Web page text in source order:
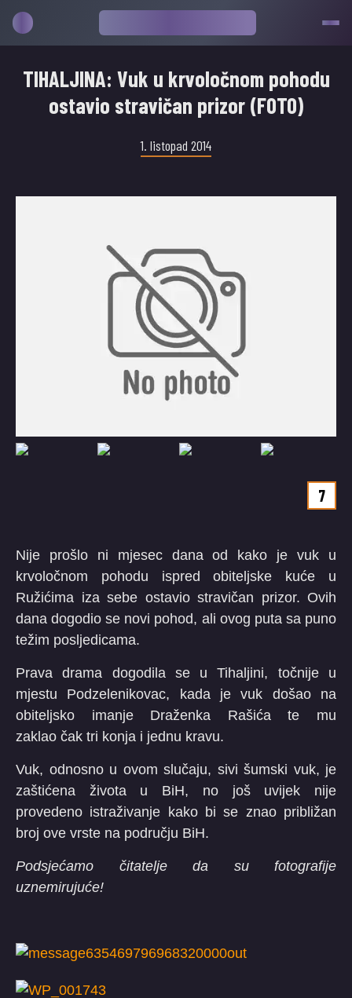
TIHALJINA: Vuk u krvoločnom pohodu
ostavio stravičan prizor (FOTO)
1. listopad 2014
7
Nije prošlo ni mjesec dana od kako je vuk u
krvoločnom pohodu ispred obiteljske kuće u
Ružićima iza sebe ostavio stravičan prizor. Ovih
dana dogodio se novi pohod, ali ovog puta sa puno
težim posljedicama.
Prava drama dogodila se u Tihaljini, točnije u
mjestu Podzelenikovac, kada je vuk došao na
obiteljsko imanje Draženka Rašića te mu
zaklao čak tri konja i jednu kravu.
Vuk, odnosno u ovom slučaju, sivi šumski vuk, je
zaštićena života u BiH, no još uvijek nije
provedeno istraživanje kako bi se znao približan
broj ove vrste na području BiH.
Podsjećamo čitatelje da su fotografije
uznemirujuće!